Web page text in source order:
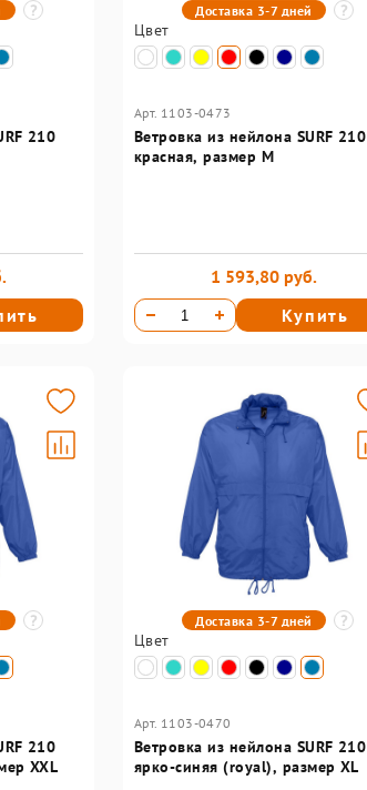
210
Доставка 3-7 дней
Цвет
Арт. 1103-0473
Ветровка из нейлона SURF 210
красная, размер M
1 593,80 руб.
Купить
210
XXL
Доставка 3-7 дней
Цвет
Арт. 1103-0470
Ветровка из нейлона SURF 210
ярко-синяя (royal), размер XL